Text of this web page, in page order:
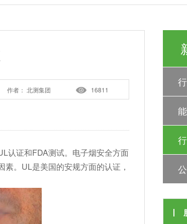
16811
作者： 北测集团
认证和FDA测试。电子烟安全方面
。UL是美国的安规方面的认证，